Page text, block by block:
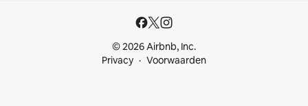
© 2026 Airbnb, Inc.
Privacy
Voorwaarden